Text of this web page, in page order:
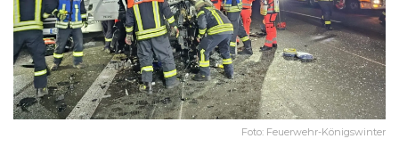
Foto: Feuerwehr-Königswinter